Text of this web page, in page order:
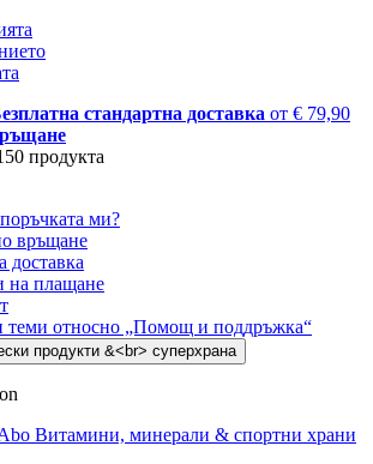
стандартна доставка от € 79,90
продукта
ми?
връщане
доставка
на плащане
теми относно „Помощ и поддръжка“
Витамини, минерали & спортни храни